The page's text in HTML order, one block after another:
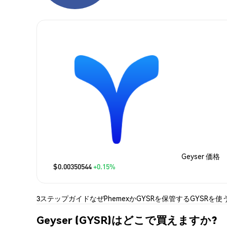
Geyser 価格
$0.00350544+0.15%
3ステップガイドなぜPhemexかGYSRを保管するGYSRを使
Geyser (GYSR)はどこで買えますか?